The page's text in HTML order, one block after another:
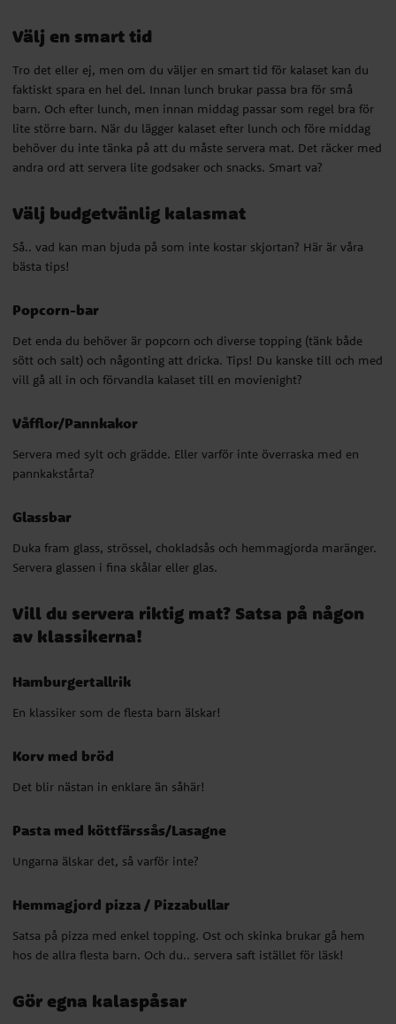
Välj budgetvänlig kalasmat
Så.. vad kan man bjuda på som inte kostar skjortan? Här är våra
bästa tips!
Popcorn-bar
Det enda du behöver är popcorn och diverse topping (tänk både
vill gå all in och förvandla kalaset till en movienight?
Våfflor/Pannkakor
Glassbar
Duka fram glass, strössel, chokladsås och hemmagjorda maränger.
Vill du servera riktig mat? Satsa på någon
En klassiker som de flesta barn älskar!
Det blir nästan in enklare än såhär!
hos de allra flesta barn. Och du.. servera saft istället för läsk!
Gör egna kalaspåsar
Vill du skicka med barnen en liten kalaspåse hem? Använd vanliga
eller ett roligt kort med barnets namn. Köp sedan lösgodis och
fördela i påsarna. Mycket billigare än att köpa färdiga kalaspåsar!
REA
Välj en smart tid
Tro det eller ej, men om du väljer en smart tid för kalaset kan du
faktiskt spara en hel del. Innan lunch brukar passa bra för små
barn. Och efter lunch, men innan middag passar som regel bra för
lite större barn. När du lägger kalaset efter lunch och före middag
behöver du inte tänka på att du måste servera mat. Det räcker med
andra ord att servera lite godsaker och snacks. Smart va?
Välj budgetvänlig kalasmat
Så.. vad kan man bjuda på som inte kostar skjortan? Här är våra
bästa tips!
Popcorn-bar
Det enda du behöver är popcorn och diverse topping (tänk både
sött och salt) och någonting att dricka. Tips! Du kanske till och med
vill gå all in och förvandla kalaset till en movienight?
Våfflor/Pannkakor
Servera med sylt och grädde. Eller varför inte överraska med en
pannkakstårta?
Glassbar
Duka fram glass, strössel, chokladsås och hemmagjorda maränger.
Servera glassen i fina skålar eller glas.
Vill du servera riktig mat? Satsa på någon
av klassikerna!
Hamburgertallrik
En klassiker som de flesta barn älskar!
Korv med bröd
Det blir nästan in enklare än såhär!
Pasta med köttfärssås/Lasagne
Ungarna älskar det, så varför inte?
Hemmagjord pizza / Pizzabullar
Satsa på pizza med enkel topping. Ost och skinka brukar gå hem
hos de allra flesta barn. Och du.. servera saft istället för läsk!
Gör egna kalaspåsar